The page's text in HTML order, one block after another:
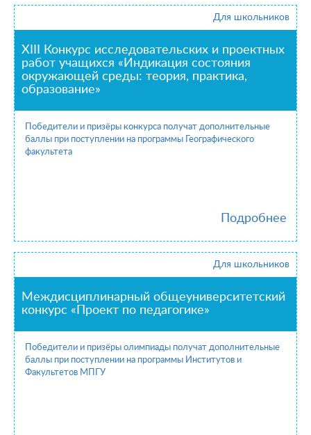
Для школьников
ХIII Конкурс исследовательских и проектных
работ учащихся «Индикация состояния
окружающей среды: теория, практика,
образование»
Победители и призёры конкурса получат дополнительные
баллы при поступлении на программы Географического
факультета
Подробнее
Для школьников
Междисциплинарный общеуниверситетский
конкурс «Проект по педагогике»
Победители и призёры олимпиады получат дополнительные
баллы при поступлении на программы Институтов и
Факультетов МПГУ